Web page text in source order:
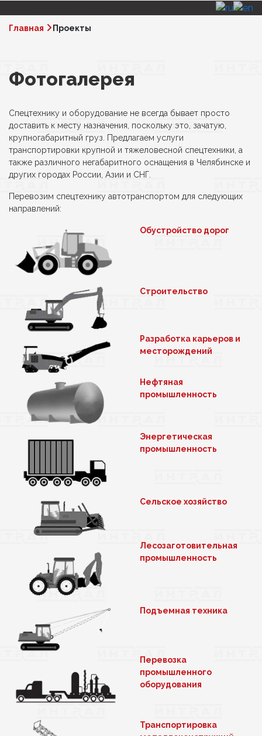
Главная Проекты
Фотогалерея
Спецтехнику и оборудование не всегда бывает просто
доставить к месту назначения, поскольку это, зачатую,
крупногабаритный груз. Предлагаем услуги
транспортировки крупной и тяжеловесной спецтехники, а
также различного негабаритного оснащения в Челябинске и
других городах России, Азии и СНГ.
Перевозим спецтехнику автотранспортом для следующих
направлений:
Обустройство дорог
Строительство
Разработка карьеров и
месторождений
Нефтяная
промышленность
Энергетическая
промышленность
Сельское хозяйство
Лесозаготовительная
промышленность
Подъемная техника
Перевозка
промышленного
оборудования
Транспортировка